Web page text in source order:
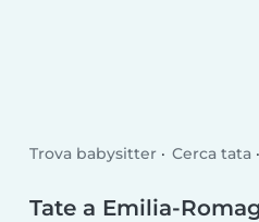
Trova babysitter Cerca tata
Tate a Emilia-